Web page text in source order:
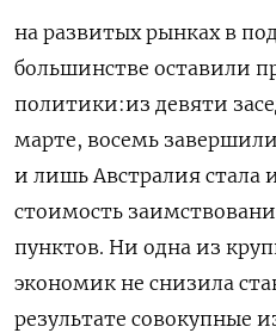
на развитых рынках в
большинстве оставили
политики:из девяти
марте, ​восемь
и лишь Австралия
стоимость
‌пунктов. Ни одна из
экономик не снизила
результате совокупные